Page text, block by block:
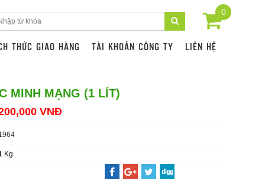
0
THỨC GIAO HÀNG TÀI KHOẢN CÔNG TY LIÊN HỆ
MINH MẠNG (1 LÍT)
VNĐ
Kg